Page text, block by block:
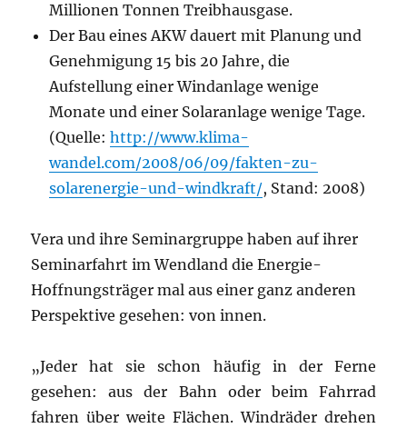
Millionen Tonnen Treibhausgase.
Der Bau eines AKW dauert mit Planung und
Genehmigung 15 bis 20 Jahre, die
Aufstellung einer Windanlage wenige
Monate und einer Solaranlage wenige Tage.
(Quelle:http://www.klima-
wandel.com/2008/06/09/fakten-zu-
solarenergie-und-windkraft/, Stand: 2008)
Vera und ihre Seminargruppe haben auf ihrer
Seminarfahrt im Wendland die Energie-
Hoffnungsträger mal aus einer ganz anderen
Perspektive gesehen: von innen.
„Jeder hat sie schon häufig in der Ferne
gesehen: aus der Bahn oder beim Fahrrad
fahren über weite Flächen. Windräder drehen